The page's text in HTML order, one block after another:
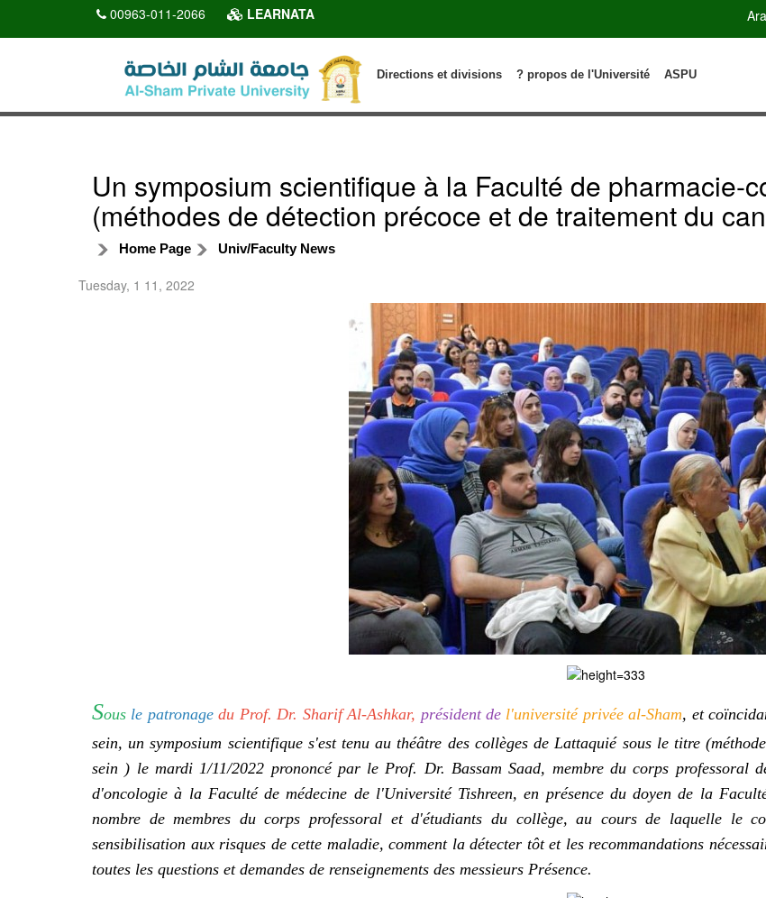
00963-011-2066 LEARNATA
ASPU
? propos de l'Université
Directions et divisions
Un symposium scientifique à la Faculté de pharmacie-
(méthodes de détection précoce et de traitement du
Home Page Univ/Faculty News
Tuesday, 1 11, 2022
Sous le patronage du Prof. Dr. Sharif Al-Ashkar, président de l'université privée al-Sham, et
sein, un symposium scientifique s'est tenu au théâtre des collèges de Lattaquié sous le titre
sein ) le mardi 1/11/2022 prononcé par le Prof. Dr. Bassam Saad, membre du corps professoral
d'oncologie à la Faculté de médecine de l'Université Tishreen, en présence du doyen de la
nombre de membres du corps professoral et d'étudiants du collège, au cours de laquelle le
sensibilisation aux risques de cette maladie, comment la détecter tôt et les recommandations
toutes les questions et demandes de renseignements des messieurs Présence.